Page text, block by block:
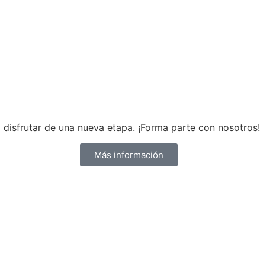
de una nueva etapa. ¡Forma parte con nosotros!
Más información